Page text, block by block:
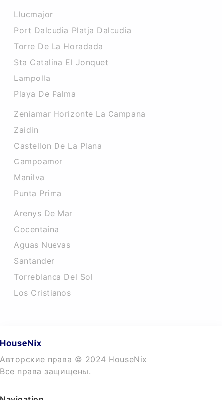
Llucmajor
Port Dalcudia Platja Dalcudia
Torre De La Horadada
Sta Catalina El Jonquet
Lampolla
Playa De Palma
Zeniamar Horizonte La Campana
Zaidin
Castellon De La Plana
Campoamor
Manilva
Punta Prima
Arenys De Mar
Cocentaina
Aguas Nuevas
Santander
Torreblanca Del Sol
Los Cristianos
Авторские права © 2024 HouseNix
Все права защищены.